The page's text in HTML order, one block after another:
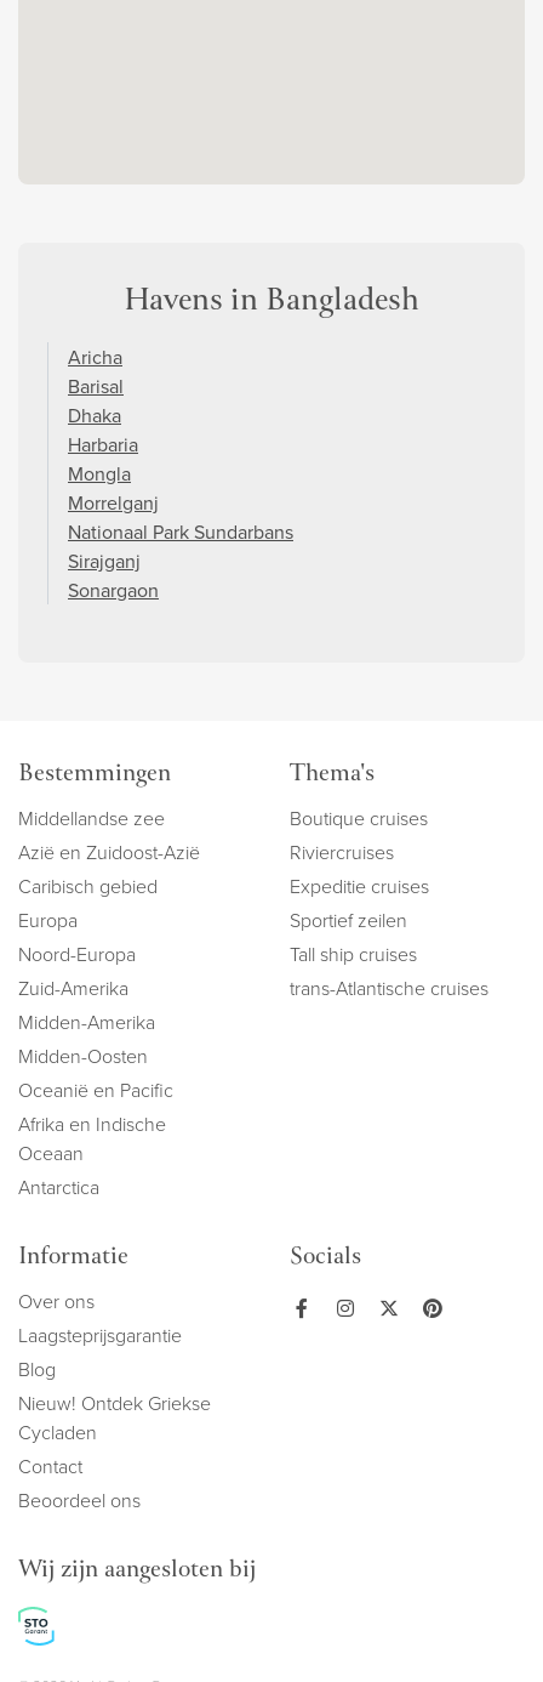
Havens in Bangladesh
Aricha
Barisal
Dhaka
Harbaria
Mongla
Morrelganj
Nationaal Park Sundarbans
Sirajganj
Sonargaon
Bestemmingen
Middellandse zee
Azië en Zuidoost-Azië
Caribisch gebied
Europa
Noord-Europa
Zuid-Amerika
Midden-Amerika
Midden-Oosten
Oceanië en Pacific
Afrika en Indische
Oceaan
Antarctica
Thema's
Boutique cruises
Riviercruises
Expeditie cruises
Sportief zeilen
Tall ship cruises
trans-Atlantische cruises
Informatie
Over ons
Laagsteprijsgarantie
Blog
Nieuw! Ontdek Griekse
Cycladen
Contact
Beoordeel ons
Socials
Wij zijn aangesloten bij